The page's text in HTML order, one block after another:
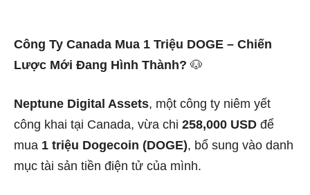
Công Ty Canada Mua 1 Triệu DOGE – Chiến
Lược Mới Đang Hình Thành? 🐶
Neptune Digital Assets, một công ty niêm yết
công khai tại Canada, vừa chi 258,000 USD để
mua 1 triệu Dogecoin (DOGE), bổ sung vào danh
mục tài sản tiền điện tử của mình.